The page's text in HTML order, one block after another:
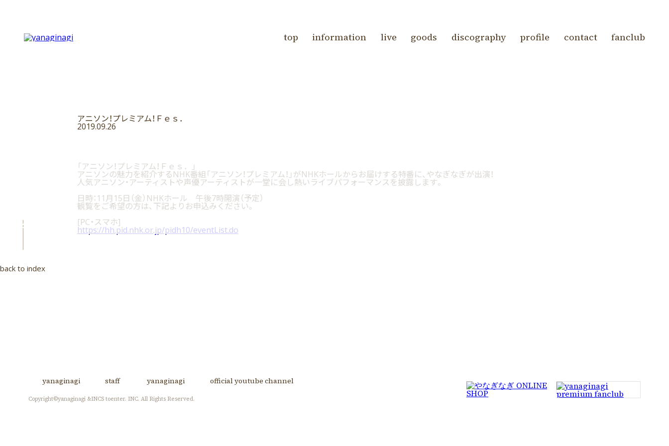
top information live goods discography profile contact fanclub
アニソン！プレミアム！Ｆｅｓ．
2019.09.26
「アニソン！プレミアム！Ｆｅｓ．」
アニソンの魅力を紹介するNHK番組「アニソン！プレミアム！」がNHKホールからお届けする特番に、やなぎなぎが出演！
人気アニソン・アーティストや声優アーティストが一堂に会し熱いライブパフォーマンスを披露します。
日時：11月15日（金）NHKホール 午後7時開演（予定）
観覧をご希望の方は、下記よりお申込みください。
[PC・スマホ]
https://hh.pid.nhk.or.jp/pidh10/eventList.do
back to index
yanaginagi staff yanaginagi official youtube channel
Copyright©yanaginagi &INCS toenter. INC. All Rights Reserved.